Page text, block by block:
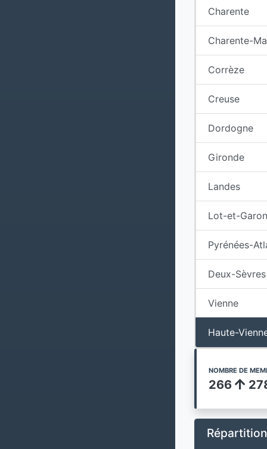
Charente
Charente-
Corrèze
Creuse
Dordogne
Gironde
Landes
Lot-et-
Pyrénées-
Deux-Sèvres
Vienne
Haute-
NOMBRE DE
266